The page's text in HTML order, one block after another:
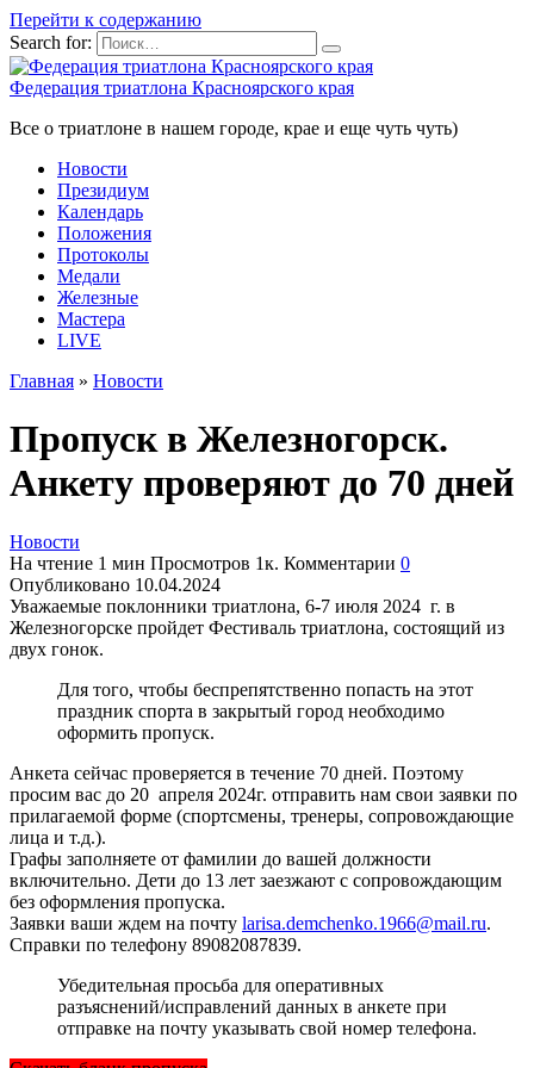
Перейти к содержанию
Search for:
Федерация триатлона Красноярского края
Все о триатлоне в нашем городе, крае и еще чуть чуть)
Новости
Президиум
Календарь
Положения
Протоколы
Медали
Железные
Мастера
LIVE
Главная » Новости
Пропуск в Железногорск.
Анкету проверяют до 70 дней
Новости
На чтение 1 мин Просмотров 1к. Комментарии 0
Опубликовано 10.04.2024
Уважаемые поклонники триатлона, 6-7 июля 2024 г. в
Железногорске пройдет Фестиваль триатлона, состоящий из
двух гонок.
Для того, чтобы беспрепятственно попасть на этот
праздник спорта в закрытый город необходимо
оформить пропуск.
Анкета сейчас проверяется в течение 70 дней. Поэтому
просим вас до 20 апреля 2024г. отправить нам свои заявки по
прилагаемой форме (спортсмены, тренеры, сопровождающие
лица и т.д.).
Графы заполняете от фамилии до вашей должности
включительно. Дети до 13 лет заезжают с сопровождающим
без оформления пропуска.
Заявки ваши ждем на почту larisa.demchenko.1966@mail.ru.
Справки по телефону 89082087839.
Убедительная просьба для оперативных
разъяснений/исправлений данных в анкете при
отправке на почту указывать свой номер телефона.